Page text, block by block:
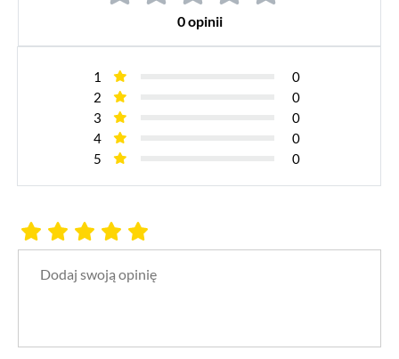
0 opinii
1
0
2
0
3
0
4
0
5
0